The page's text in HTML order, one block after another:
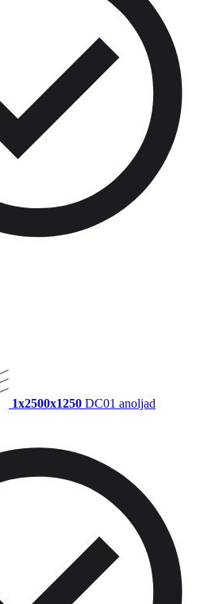
1x2500x1250 DC01 anoljad